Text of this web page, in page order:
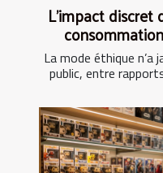
L’impact
La mode éthique n’a
public, entre